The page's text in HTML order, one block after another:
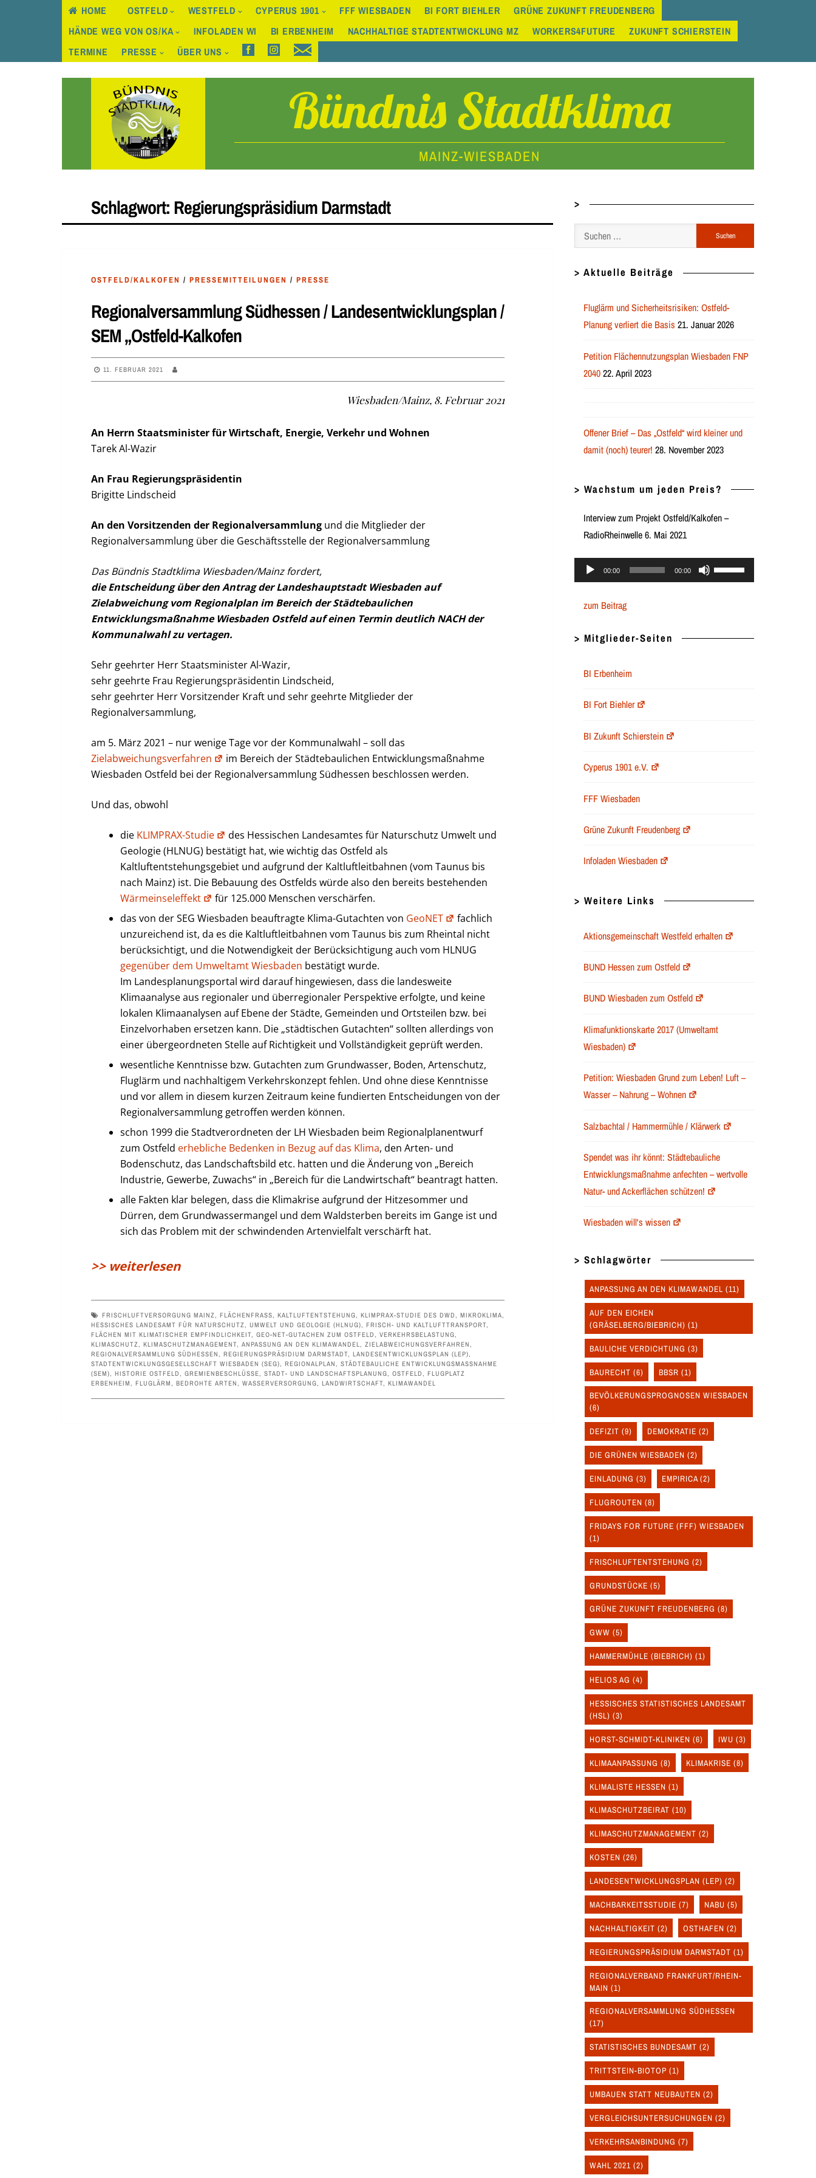
HOME OSTFELD WESTFELD CYPERUS 1901 FFF WIESBADEN BI FORT BIEHLER
GRÜNE ZUKUNFT FREUDENBERG
HÄNDE WEG VON OS/KA
INFOLADEN WI BI ERBENHEIM NACHHALTIGE STADTENTWICKLUNG MZ WORKERS4FUTURE
ZUKUNFT SCHIERSTEIN
TERMINE
PRESSE ÜBER UNS
Bündnis Stadtklima
MAINZ-WIESBADEN
Schlagwort: Regierungspräsidium Darmstadt
OSTFELD/KALKOFEN / PRESSEMITTEILUNGEN / PRESSE
Regionalversammlung Südhessen / Landesentwicklungsplan /
SEM „Ostfeld-Kalkofen
11. FEBRUAR 2021
Wiesbaden/Mainz, 8. Februar 2021
An Herrn Staatsminister für Wirtschaft, Energie, Verkehr und Wohnen
Tarek Al-Wazir
An Frau Regierungspräsidentin
Brigitte Lindscheid
An den Vorsitzenden der Regionalversammlung und die Mitglieder der
Regionalversammlung über die Geschäftsstelle der Regionalversammlung
Das Bündnis Stadtklima Wiesbaden/Mainz fordert,
die Entscheidung über den Antrag der Landeshauptstadt Wiesbaden auf
Zielabweichung vom Regionalplan im Bereich der Städtebaulichen
Entwicklungsmaßnahme Wiesbaden Ostfeld auf einen Termin deutlich NACH der
Kommunalwahl zu vertagen.
Sehr geehrter Herr Staatsminister Al-Wazir,
sehr geehrte Frau Regierungspräsidentin Lindscheid,
sehr geehrter Herr Vorsitzender Kraft und sehr geehrte Mitglieder der
Regionalversammlung,
am 5. März 2021 – nur wenige Tage vor der Kommunalwahl – soll das
Zielabweichungsverfahren
im Bereich der Städtebaulichen Entwicklungsmaßnahme
Wiesbaden Ostfeld bei der Regionalversammlung Südhessen beschlossen werden.
Und das, obwohl
die KLIMPRAX-Studie
des Hessischen Landesamtes für Naturschutz Umwelt und
Geologie (HLNUG) bestätigt hat, wie wichtig das Ostfeld als
Kaltluftentstehungsgebiet und aufgrund der Kaltluftleitbahnen (vom Taunus bis
nach Mainz) ist. Die Bebauung des Ostfelds würde also den bereits bestehenden
Wärmeinseleffekt
für 125.000 Menschen verschärfen.
das von der SEG Wiesbaden beauftragte Klima-Gutachten von GeoNET
fachlich
unzureichend ist, da es die Kaltluftleitbahnen vom Taunus bis zum Rheintal nicht
berücksichtigt, und die Notwendigkeit der Berücksichtigung auch vom HLNUG
gegenüber dem Umweltamt Wiesbaden bestätigt wurde.
Im Landesplanungsportal wird darauf hingewiesen, dass die landesweite
Klimaanalyse aus regionaler und überregionaler Perspektive erfolgte, und keine
lokalen Klimaanalysen auf Ebene der Städte, Gemeinden und Ortsteilen bzw. bei
Einzelvorhaben ersetzen kann. Die „städtischen Gutachten“ sollten allerdings von
einer übergeordneten Stelle auf Richtigkeit und Vollständigkeit geprüft werden.
wesentliche Kenntnisse bzw. Gutachten zum Grundwasser, Boden, Artenschutz,
Fluglärm und nachhaltigem Verkehrskonzept fehlen. Und ohne diese Kenntnisse
und vor allem in diesem kurzen Zeitraum keine fundierten Entscheidungen von der
Regionalversammlung getroffen werden können.
schon 1999 die Stadtverordneten der LH Wiesbaden beim Regionalplanentwurf
zum Ostfeld erhebliche Bedenken in Bezug auf das Klima, den Arten- und
Bodenschutz, das Landschaftsbild etc. hatten und die Änderung von „Bereich
Industrie, Gewerbe, Zuwachs“ in „Bereich für die Landwirtschaft“ beantragt hatten.
alle Fakten klar belegen, dass die Klimakrise aufgrund der Hitzesommer und
Dürren, dem Grundwassermangel und dem Waldsterben bereits im Gange ist und
sich das Problem mit der schwindenden Artenvielfalt verschärft hat.
>> weiterlesen
FRISCHLUFTVERSORGUNG MAINZ, FLÄCHENFRASS , KALTLUFTENTSTEHUNG, KLIMPRAX-STUDIE DES DWD, MIKROKLIMA,
HESSISCHES LANDESAMT FÜR NATURSCHUTZ, UMWELT UND GEOLOGIE (HLNUG), FRISCH- UND KALTLUFTTRANSPORT,
FLÄCHEN MIT KLIMATISCHER EMPFINDLICHKEIT, GEO-NET-GUTACHEN ZUM OSTFELD, VERKEHRSBELASTUNG,
KLIMASCHUTZ, KLIMASCHUTZMANAGEMENT, ANPASSUNG AN DEN KLIMAWANDEL, ZIELABWEICHUNGSVERFAHREN,
REGIONALVERSAMMLUNG SÜDHESSEN, REGIERUNGSPRÄSIDIUM DARMSTADT, LANDESENTWICKLUNGSPLAN (LEP),
STADTENTWICKLUNGSGESELLSCHAFT WIESBADEN (SEG), REGIONALPLAN, STÄDTEBAULICHE ENTWICKLUNGSMASSNAHME (
SEM) , HISTORIE OSTFELD, GREMIENBESCHLÜSSE, STADT- UND LANDSCHAFTSPLANUNG, OSTFELD, FLUGPLATZ
ERBENHEIM, FLUGLÄRM, BEDROHTE ARTEN, WASSERVERSORGUNG, LANDWIRTSCHAFT, KLIMAWANDEL
>
Suchen
nach:
> Aktuelle Beiträge
Fluglärm und Sicherheitsrisiken: Ostfeld-
Planung verliert die Basis 21. Januar 2026
Petition Flächennutzungsplan Wiesbaden FNP
2040 22. April 2023
Offener Brief – Das „Ostfeld“ wird kleiner und
damit (noch) teurer! 28. November 2023
> Wachstum um jeden Preis?
Interview zum Projekt Ostfeld/Kalkofen –
RadioRheinwelle 6. Mai 2021
Audio-
Player
00:00 00:00
Pfeiltasten
zum Beitrag
> Mitglieder-Seiten
BI Erbenheim
BI Fort Biehler
BI Zukunft Schierstein
Cyperus 1901 e.V.
FFF Wiesbaden
Grüne Zukunft Freudenberg
Infoladen Wiesbaden
> Weitere Links
Aktionsgemeinschaft Westfeld erhalten
BUND Hessen zum Ostfeld
BUND Wiesbaden zum Ostfeld
Klimafunktionskarte 2017 (Umweltamt
Wiesbaden)
Petition: Wiesbaden Grund zum Leben! Luft –
Wasser – Nahrung – Wohnen
Salzbachtal / Hammermühle / Klärwerk
Spendet was ihr könnt: Städtebauliche
Entwicklungsmaßnahme anfechten – wertvolle
Natur- und Ackerflächen schützen!
Wiesbaden will's wissen
> Schlagwörter
ANPASSUNG AN DEN KLIMAWANDEL (11)
AUF DEN EICHEN
(GRÄSELBERG/BIEBRICH) (1)
BAULICHE VERDICHTUNG (3)
BAURECHT (6) BBSR (1)
BEVÖLKERUNGSPROGNOSEN WIESBADEN
(6)
DEFIZIT (9) DEMOKRATIE (2)
DIE GRÜNEN WIESBADEN (2)
EINLADUNG (3) EMPIRICA(2)
FLUGROUTEN (8)
FRIDAYS FOR FUTURE (FFF) WIESBADEN
(1)
FRISCHLUFTENTSTEHUNG (2)
GRUNDSTÜCKE (5)
GRÜNE ZUKUNFT FREUDENBERG (8)
GWW (5)
HAMMERMÜHLE (BIEBRICH) (1)
HELIOS AG (4)
HESSISCHES STATISTISCHES LANDESAMT
(HSL) (3)
HORST-SCHMIDT-KLINIKEN (6) IWU (3)
KLIMAANPASSUNG (8) KLIMAKRISE (8)
KLIMALISTE HESSEN (1)
KLIMASCHUTZBEIRAT (10)
KLIMASCHUTZMANAGEMENT (2)
KOSTEN (26)
LANDESENTWICKLUNGSPLAN (LEP) (2)
MACHBARKEITSSTUDIE (7) NABU (5)
NACHHALTIGKEIT (2) OSTHAFEN (2)
REGIERUNGSPRÄSIDIUM DARMSTADT (1)
REGIONALVERBAND FRANKFURT/RHEIN-
MAIN (1)
REGIONALVERSAMMLUNG SÜDHESSEN
(17)
STATISTISCHES BUNDESAMT (2)
TRITTSTEIN-BIOTOP (1)
UMBAUEN STATT NEUBAUTEN (2)
VERGLEICHSUNTERSUCHUNGEN (2)
VERKEHRSANBINDUNG (7)
WAHL 2021 (2)